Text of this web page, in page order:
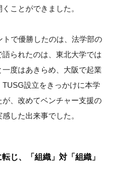
ことができました。
で優勝したのは、法学部の
られたのは、東北大学では
度はあきらめ、大阪で起業
設立をきっかけに本学
、改めてベンチャー支援の
した出来事でした。
じ、「組織」対「組織」